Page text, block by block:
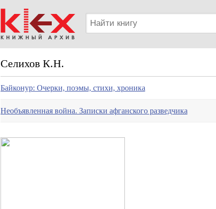
Селихов К.Н.
Байконур: Очерки, поэмы, стихи, хроника
Необъявленная война. Записки афганского разведчика